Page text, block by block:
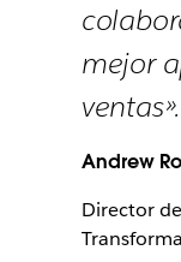
mejor
ventas».
Andrew
Director